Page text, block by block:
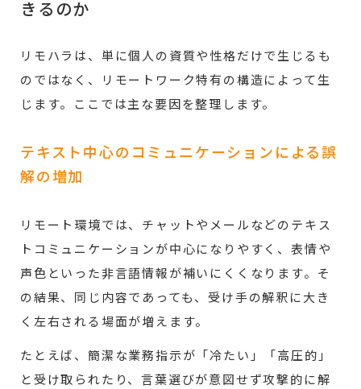
きるのか
リモハラは、単に個人の資質や性格だけで生じるも
のではなく、リモートワーク特有の構造によって生
じます。ここでは主な要因を整理します。
テキスト中心のコミュニケーションによる誤
解の増加
リモート環境では、チャットやメールなどのテキス
トコミュニケーションが中心になりやすく、表情や
声色といった非言語情報が補いにくくなります。そ
の結果、同じ内容であっても、受け手の解釈に大き
く左右される場面が増えます。
たとえば、簡潔な業務指示が「冷たい」「高圧的」
と受け取られたり、言葉選びが意図せず攻撃的に解